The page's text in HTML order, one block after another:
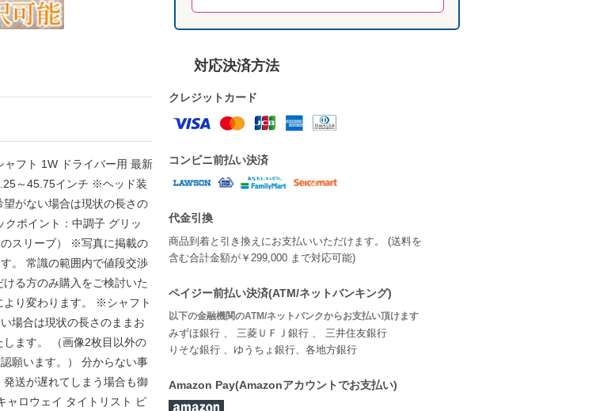
ャフト 1W ドライバー用 最新
～45.75インチ ※ヘッド装
がない場合は現状の長さの
ポイント：中調子 グリッ
スリーブ） ※写真に掲載の
。 常識の範囲内で値段交渉
る方のみ購入をご検討いた
り変わります。 ※シャフト
場合は現状の長さのままお
ます。 （画像2枚目以外の
願います。） 分からない事
送が遅れてしまう場合も御
ャロウェイ タイトリスト ピ
対応決済方法
クレジットカード
コンビニ前払い決済
代金引換
商品到着と引き換えにお支払いいただけます。 (送料を
含む合計金額が￥299,000 まで対応可能)
ペイジー前払い決済(ATM/ネットバンキング)
以下の金融機関のATM/ネットバンクからお支払い頂けます
みずほ銀行 、 三菱ＵＦＪ銀行 、 三井住友銀行
りそな銀行 、ゆうちょ銀行、各地方銀行
Amazon Pay(Amazonアカウントでお支払い)